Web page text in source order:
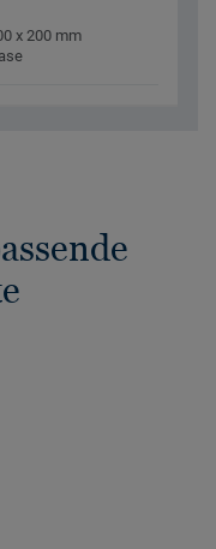
x 200 mm